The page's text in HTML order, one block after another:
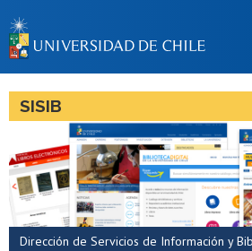
BIBLIOTECAS
LA UNIVERSIDAD
Postulantes
Estudiantes
Académicas/os
Funcionarias/os
SISIB
Dirección de Servicios de Información y